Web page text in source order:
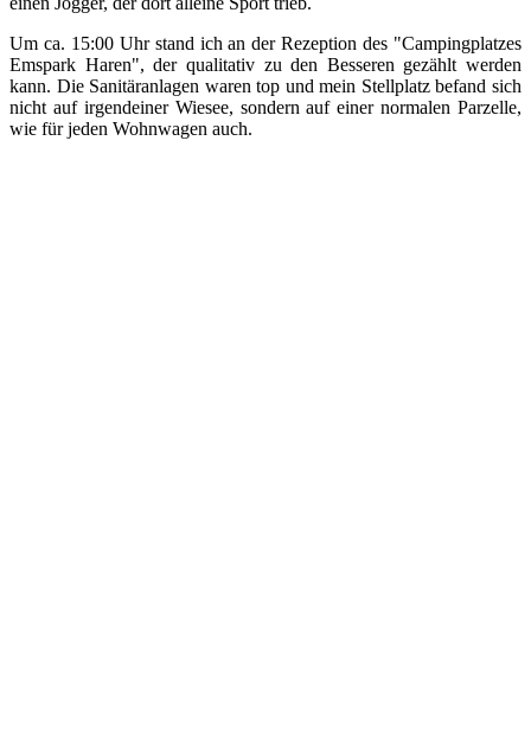
Um ca. 15:00 Uhr stand ich an der Rezeption des "Campingplatzes
Emspark Haren", der qualitativ zu den Besseren gezählt werden
kann. Die Sanitäranlagen waren top und mein Stellplatz befand sich
nicht auf irgendeiner Wiesee, sondern auf einer normalen Parzelle,
wie für jeden Wohnwagen auch.